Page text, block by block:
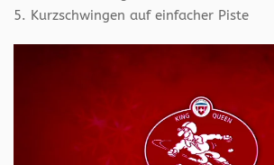
5. Kurzschwingen auf einfacher Piste